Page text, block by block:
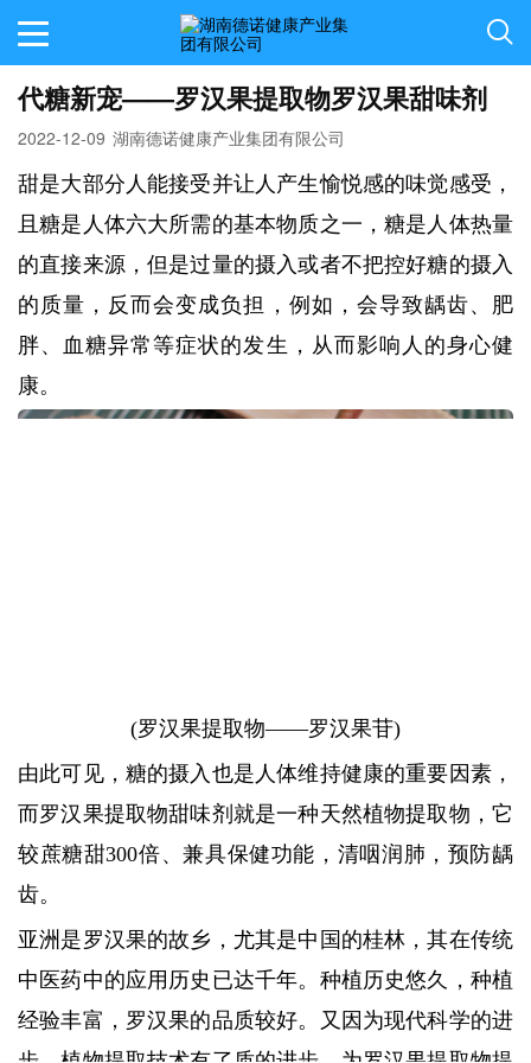
代糖新宠——罗汉果提取物罗汉果甜味剂
2022-12-09 湖南德诺健康产业集团有限公司
甜是大部分人能接受并让人产生愉悦感的味觉感受，
且糖是人体六大所需的基本物质之一，糖是人体热量
的直接来源，但是过量的摄入或者不把控好糖的摄入
的质量，反而会变成负担，例如，会导致龋齿、肥
胖、血糖异常等症状的发生，从而影响人的身心健
康。
(罗汉果提取物——罗汉果苷)
由此可见，糖的摄入也是人体维持健康的重要因素，
而罗汉果提取物甜味剂就是一种天然植物提取物，它
较蔗糖甜300倍、兼具保健功能，清咽润肺，预防龋
齿。
亚洲是罗汉果的故乡，尤其是中国的桂林，其在传统
中医药中的应用历史已达千年。种植历史悠久，种植
经验丰富，罗汉果的品质较好。又因为现代科学的进